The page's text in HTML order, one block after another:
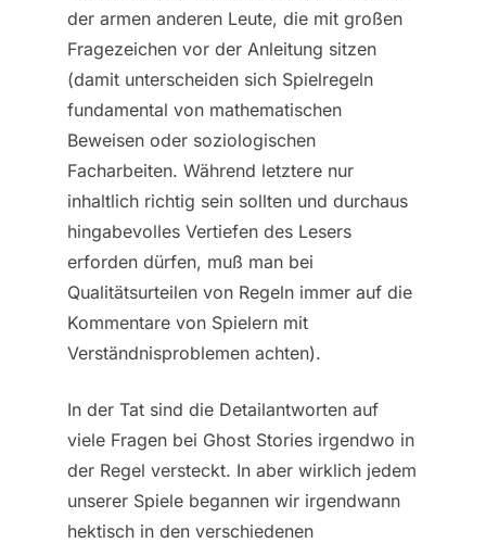
der armen anderen Leute, die mit großen
Fragezeichen vor der Anleitung sitzen
(damit unterscheiden sich Spielregeln
fundamental von mathematischen
Beweisen oder soziologischen
Facharbeiten. Während letztere nur
inhaltlich richtig sein sollten und durchaus
hingabevolles Vertiefen des Lesers
erforden dürfen, muß man bei
Qualitätsurteilen von Regeln immer auf die
Kommentare von Spielern mit
Verständnisproblemen achten).
In der Tat sind die Detailantworten auf
viele Fragen bei Ghost Stories irgendwo in
der Regel versteckt. In aber wirklich jedem
unserer Spiele begannen wir irgendwann
hektisch in den verschiedenen